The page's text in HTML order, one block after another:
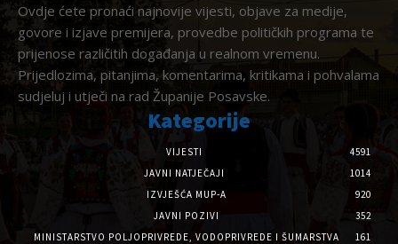
Ovdje ćete pronaći najnovije vijesti, objave za medije,
govore i izjave premijera, provedbe političkih programa te
prijenose različitih događanja u realnom vremenu.
Prijedlozima, pitanjima, komentarima, kritikama i pohvalama
sudjeluj i utječi na rad Županije Posavske.
Kategorije
VIJESTI
4591
JAVNI NATJEČAJI
1014
IZVJEŠĆA MUP-A
920
JAVNI POZIVI
352
MINISTARSTVO POLJOPRIVREDE, VODOPRIVREDE I ŠUMARSTVA
161